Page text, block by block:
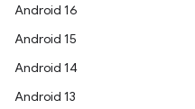
Android 16
Android 15
Android 14
Android 13